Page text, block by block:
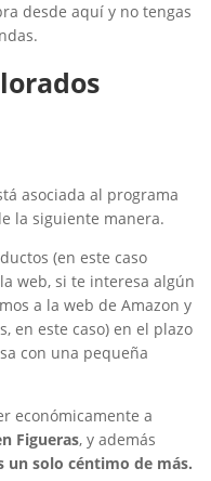
desde aquí y no tengas
asociada al programa
la siguiente manera.
(en este caso
web, si te interesa algún
a la web de Amazon y
en este caso) en el plazo
con una pequeña
económicamente a
Figueras, y además
un solo céntimo de más.